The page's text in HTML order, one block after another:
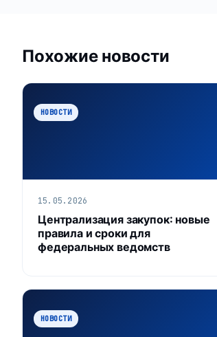
Похожие новости
НОВОСТИ
15.05.2026
Централизация закупок: новые
правила и сроки для
федеральных ведомств
НОВОСТИ